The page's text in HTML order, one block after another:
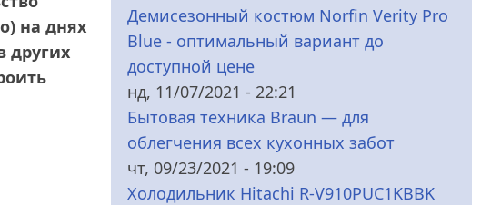
на днях
других
Демисезонный костюм Norfin Verity Pro
Blue - оптимальный вариант до
доступной цене
нд, 11/07/2021 - 22:21
Бытовая техника Braun — для
облегчения всех кухонных забот
чт, 09/23/2021 - 19:09
Холодильник Hitachi R-V910PUC1KBBK